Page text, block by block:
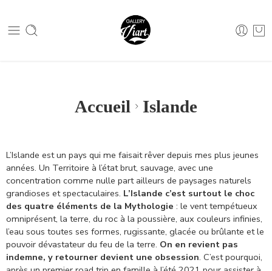
04 79 05 07 62
Accueil Islande
L’Islande est un pays qui me faisait rêver depuis mes plus jeunes
années. Un Territoire à l’état brut, sauvage, avec une
concentration comme nulle part ailleurs de paysages naturels
grandioses et spectaculaires. L’Islande c’est surtout le choc
des quatre éléments de la Mythologie : le vent tempétueux
omniprésent, la terre, du roc à la poussière, aux couleurs infinies,
l’eau sous toutes ses formes, rugissante, glacée ou brûlante et le
pouvoir dévastateur du feu de la terre. On en revient pas
indemne, y retourner devient une obsession. C’est pourquoi,